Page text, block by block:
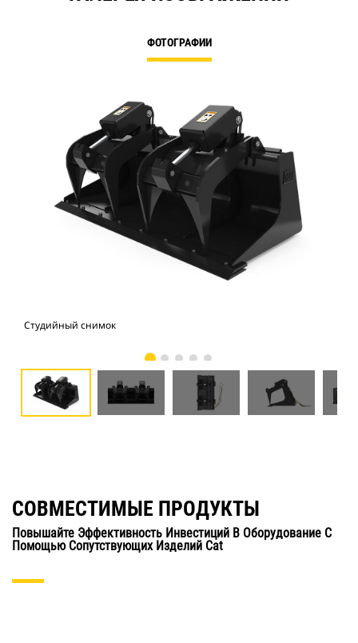
ФОТОГРАФИИ
Студийный снимок
СОВМЕСТИМЫЕ ПРОДУКТЫ
Повышайте Эффективность Инвестиций В Оборудование С
Помощью Сопутствующих Изделий Cat